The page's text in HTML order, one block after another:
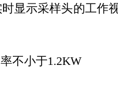
显示采样头的工作
不小于1.2KW